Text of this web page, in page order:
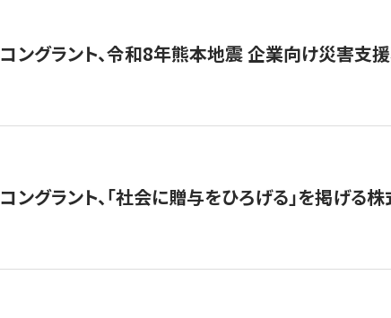
コングラント、令和8年熊本地震 企業向け災害支
コングラント、「社会に贈与をひろげる」を掲げる